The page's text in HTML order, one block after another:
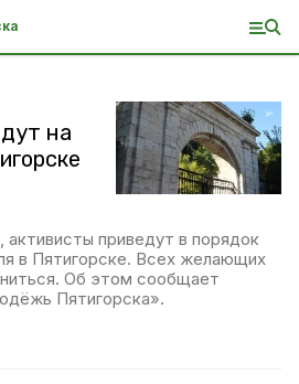
на
активисты приведут в порядок
в Пятигорске. Всех желающих
Об этом сообщает
Пятигорска».